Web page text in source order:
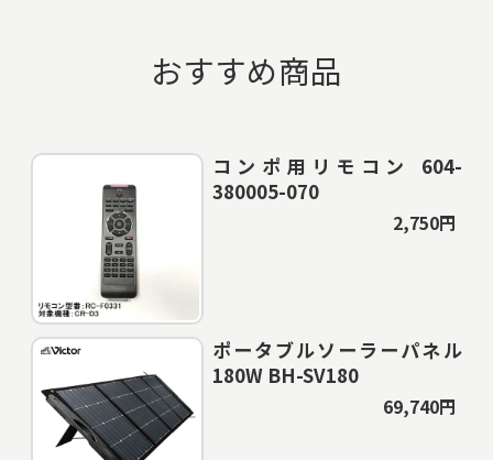
おすすめ商品
コンポ用リモコン 604-
380005-070
2,750円
ポータブルソーラーパネル
180W BH-SV180
69,740円